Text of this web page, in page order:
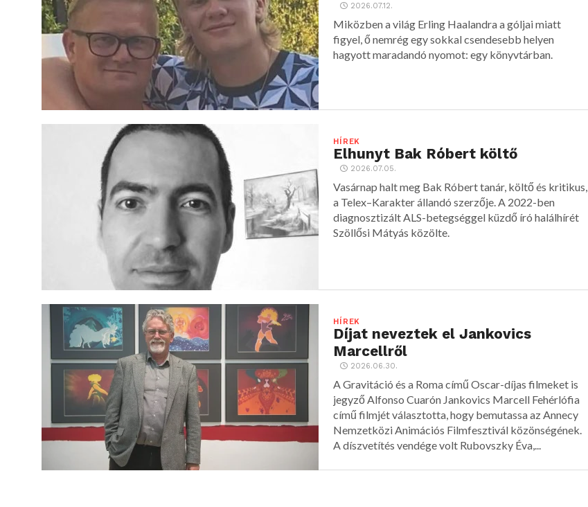
2026.07.12.
Miközben a világ Erling Haalandra a góljai miatt
figyel, ő nemrég egy sokkal csendesebb helyen
hagyott maradandó nyomot: egy könyvtárban.
HÍREK
Elhunyt Bak Róbert költő
2026.07.05.
Vasárnap halt meg Bak Róbert tanár, költő és kritikus,
a Telex–Karakter állandó szerzője. A 2022-ben
diagnosztizált ALS-betegséggel küzdő író halálhírét
Szöllősi Mátyás közölte.
HÍREK
Díjat neveztek el Jankovics
Marcellről
2026.06.30.
A Gravitáció és a Roma című Oscar-díjas filmeket is
jegyző Alfonso Cuarón Jankovics Marcell Fehérlófia
című filmjét választotta, hogy bemutassa az Annecy
Nemzetközi Animációs Filmfesztivál közönségének.
A díszvetítés vendége volt Rubovszky Éva,...